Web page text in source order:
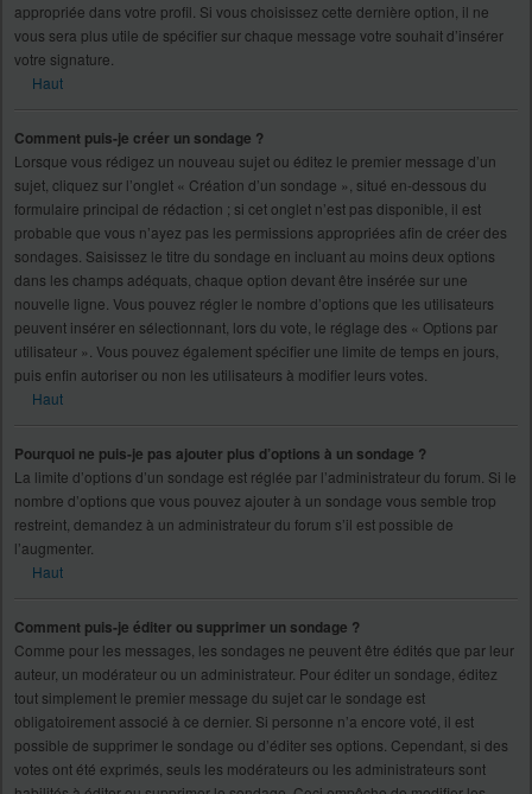
appropriée dans votre profil. Si vous choisissez cette dernière option, il ne
vous sera plus utile de spécifier sur chaque message votre souhait d’insérer
votre signature.
Haut
Comment puis-je créer un sondage ?
Lorsque vous rédigez un nouveau sujet ou éditez le premier message d’un
sujet, cliquez sur l’onglet « Création d’un sondage », situé en-dessous du
formulaire principal de rédaction ; si cet onglet n’est pas disponible, il est
probable que vous n’ayez pas les permissions appropriées afin de créer des
sondages. Saisissez le titre du sondage en incluant au moins deux options
dans les champs adéquats, chaque option devant être insérée sur une
nouvelle ligne. Vous pouvez régler le nombre d’options que les utilisateurs
peuvent insérer en sélectionnant, lors du vote, le réglage des « Options par
utilisateur ». Vous pouvez également spécifier une limite de temps en jours,
puis enfin autoriser ou non les utilisateurs à modifier leurs votes.
Haut
Pourquoi ne puis-je pas ajouter plus d’options à un sondage ?
La limite d’options d’un sondage est réglée par l’administrateur du forum. Si le
nombre d’options que vous pouvez ajouter à un sondage vous semble trop
restreint, demandez à un administrateur du forum s’il est possible de
l’augmenter.
Haut
Comment puis-je éditer ou supprimer un sondage ?
Comme pour les messages, les sondages ne peuvent être édités que par leur
auteur, un modérateur ou un administrateur. Pour éditer un sondage, éditez
tout simplement le premier message du sujet car le sondage est
obligatoirement associé à ce dernier. Si personne n’a encore voté, il est
possible de supprimer le sondage ou d’éditer ses options. Cependant, si des
votes ont été exprimés, seuls les modérateurs ou les administrateurs sont